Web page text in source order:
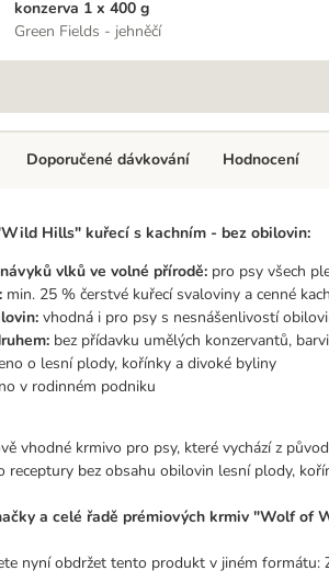
konzerva 1 x 400 g
Green Fields - jehněčí
Hills" kuřecí s kachním - bez obilovin:
vlků ve volné přírodě: pro psy všech
min. 25 % čerstvé kuřecí svaloviny a cenné
vhodná i pro psy s nesnášenlivostí
bez přídavku umělých konzervantů,
o lesní plody, kořínky a divoké byliny
v rodinném podniku
vhodné krmivo pro psy, které vychází z
receptury bez obsahu obilovin lesní plody,
a celé řadě prémiových krmiv "Wolf of
nyní obdržet tento produkt v jiném
Doporučené dávkování Hodnocení